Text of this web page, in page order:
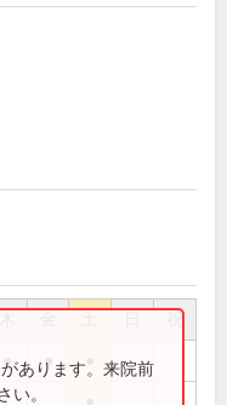
祝
● ●
あります。来院前
い。